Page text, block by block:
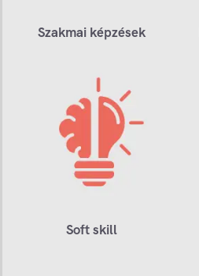
Szakmai képzések
Soft skill